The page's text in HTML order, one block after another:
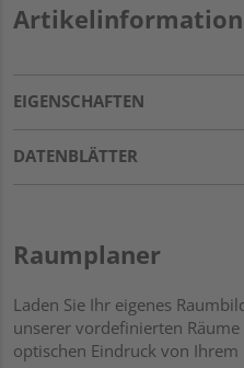
EIGENSCHAFTEN
DATENBLÄTTER
Raumplaner
Laden Sie Ihr eigenes
unserer vordefinierten
optischen Eindruck von Ihrem